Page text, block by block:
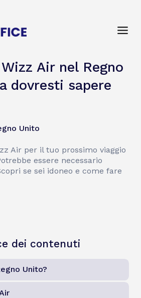
Air nel Regno
dovresti sapere
Unito
Air per il tuo prossimo viaggio
essere necessario
se sei idoneo e come fare
dei contenuti
Unito?